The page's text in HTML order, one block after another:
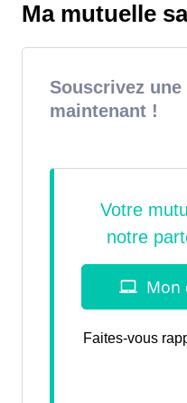
Ma mutuelle
Souscrivez
maintenant !
Faites-vous